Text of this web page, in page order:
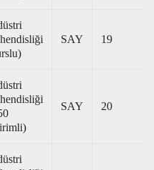
SAY 19
SAY 20